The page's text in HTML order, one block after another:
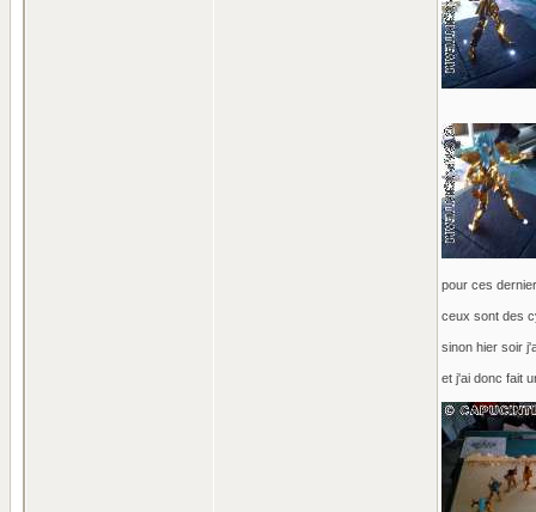
pour ces
ceux sont des
sinon hier soir
et j'ai donc fait